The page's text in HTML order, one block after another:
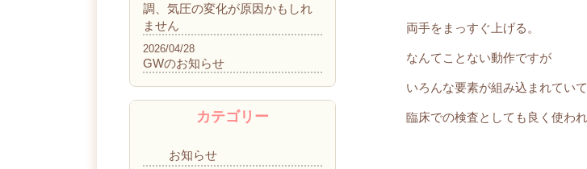
両手をまっすぐ上げる。
なんてことない動作ですが
いろんな要素が組み込まれていて
臨床での検査としても良く使われ
調、気圧の変化が原因かもしれ
ません
GWのお知らせ
2026/04/28
カテゴリー
お知らせ